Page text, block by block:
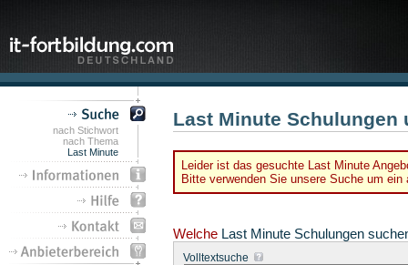
nach Stichwort
nach Thema
Last Minute
Last Minute Schulungen
Leider ist das gesuchte Last Minute
Bitte verwenden Sie unsere Suche um
Welche Last Minute Schulungen
Volltextsuche